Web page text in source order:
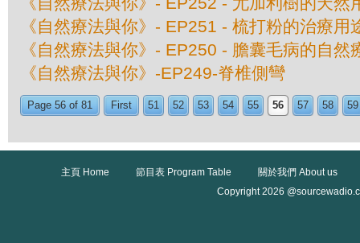
《自然療法與你》- EP251 - 梳打粉的治療用
《自然療法與你》- EP250 - 膽囊毛病的自然
《自然療法與你》-EP249-脊椎側彎
Page 56 of 81 First 51 52 53 54 55 56 57 58 59
主頁 Home 節目表 Program Table
關於我們 About us
Copyright 2026